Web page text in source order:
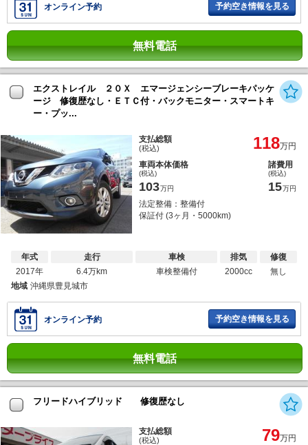
オンライン予約 予約空き情報を見る
無料電話
エクストレイル ２０Ｘ エマージェンシーブレーキパッケ
ージ 修復歴なし・ＥＴＣ付・バックモニター・スマートキ
ー・プッ...
支払総額
(税込) 118万円
車両本体価格
(税込)
103万円
諸費用
(税込)
15万円
法定整備：整備付
保証付 (3ヶ月・5000km)
年式
2017年
走行
6.4万km
車検
車検整備付
排気
2000cc
修復
無し
地域 沖縄県豊見城市
オンライン予約 予約空き情報を見る
無料電話
フリードハイブリッド 修復歴なし
支払総額
(税込) 79万円